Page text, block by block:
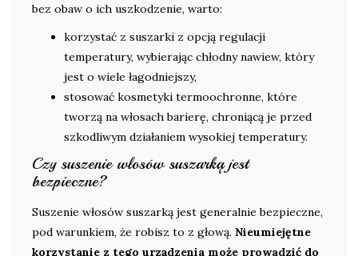
bez obaw o ich uszkodzenie, warto:
korzystać z suszarki z opcją regulacji
temperatury, wybierając chłodny nawiew, który
jest o wiele łagodniejszy,
stosować kosmetyki termoochronne, które
tworzą na włosach barierę, chroniącą je przed
szkodliwym działaniem wysokiej temperatury.
Czy suszenie włosów suszarką jest
bezpieczne?
Suszenie włosów suszarką jest generalnie bezpieczne,
pod warunkiem, że robisz to z głową. Nieumiejętne
korzystanie z tego urządzenia może prowadzić do